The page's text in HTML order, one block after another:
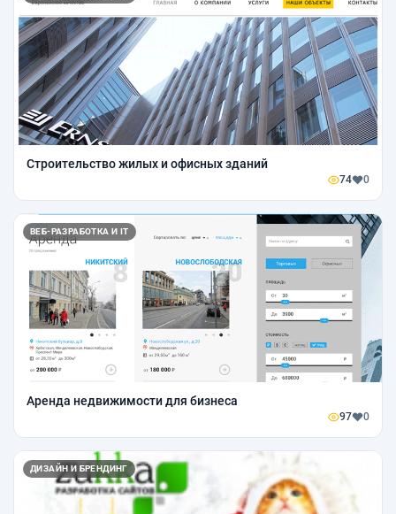
Строительство жилых и офисных зданий
74 0
ВЕБ-РАЗРАБОТКА И IT
Аренда недвижимости для бизнеса
97 0
ДИЗАЙН И БРЕНДИНГ